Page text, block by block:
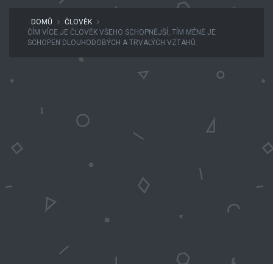
DOMŮ
ČLOVĚK
ČÍM VÍCE JE ČLOVĚK VŠEHO SCHOPNĚJŠÍ, TÍM MÉNĚ JE
SCHOPEN DLOUHODOBÝCH A TRVALÝCH VZTAHŮ.